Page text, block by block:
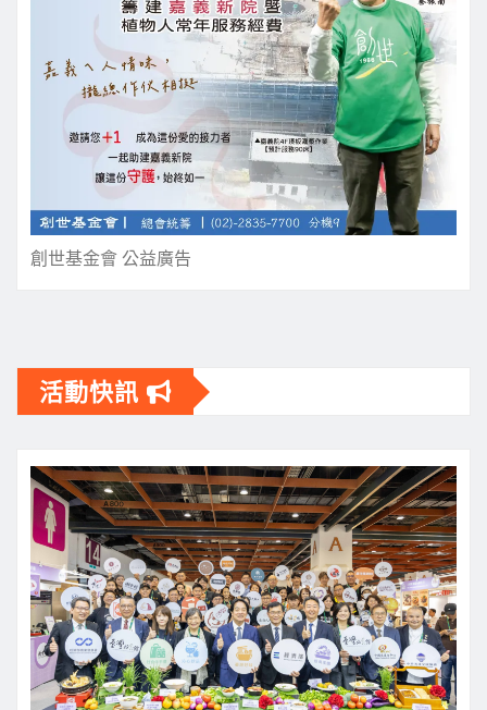
創世基金會 公益廣告
活動快訊